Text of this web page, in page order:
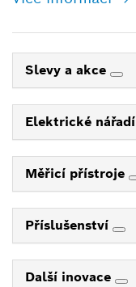
Slevy a akce
Elektrické nářadí
Měřicí přístroje
Příslušenství
Další inovace